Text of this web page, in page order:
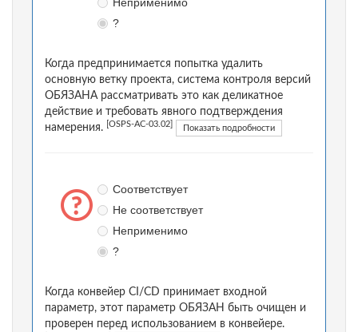
Неприменимо
?
Когда предпринимается попытка удалить
основную ветку проекта, система контроля версий
ОБЯЗАНА рассматривать это как деликатное
действие и требовать явного подтверждения
намерения.
[OSPS-AC-03.02] Показать подробности
Соответствует
Не соответствует
Неприменимо
?
Когда конвейер CI/CD принимает входной
параметр, этот параметр ОБЯЗАН быть очищен и
проверен перед использованием в конвейере.